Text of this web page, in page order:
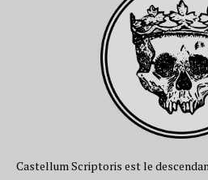
Castellum Scriptoris est le